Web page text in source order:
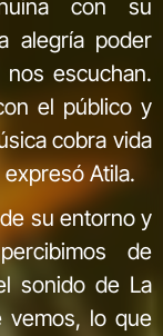
con su
alegría poder
escuchan.
el público y
cobra vida
Atila.
su entorno y
de
sonido de La
vemos, lo que